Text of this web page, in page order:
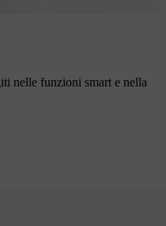
nelle funzioni smart e nella